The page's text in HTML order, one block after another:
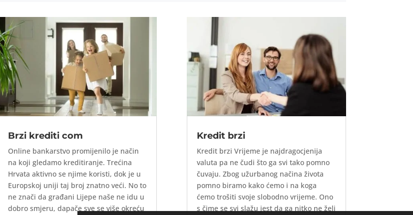
Brzi krediti com
Online bankarstvo promijenilo je način
na koji gledamo kreditiranje. Trećina
Hrvata aktivno se njime koristi, dok je u
Europskoj uniji taj broj znatno veći. No to
ne znači da građani Lijepe naše ne idu u
dobro smjeru, dapače sve se više okreću
Kredit brzi
Kredit brzi Vrijeme je najdragocjenija
valuta pa ne čudi što ga svi tako pomno
čuvaju. Zbog užurbanog načina života
pomno biramo kako ćemo i na koga
ćemo trošiti svoje slobodno vrijeme. Ono
s čime se svi slažu jest da ga nitko ne želi